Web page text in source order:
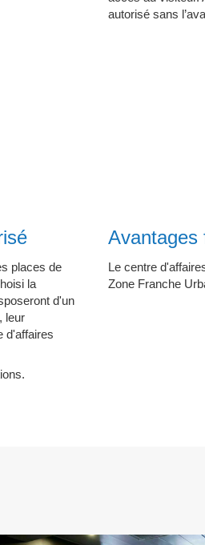
autorisé sans
places de
la
d'un
leur
d'affaires
Avantages
Le centre
Zone Franche